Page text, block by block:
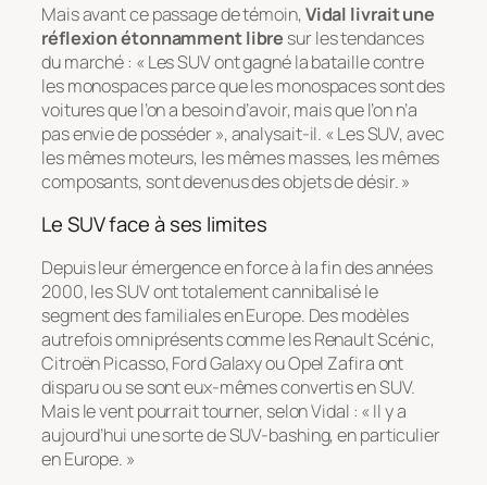
Mais avant ce passage de témoin,Vidal livrait une
réflexion étonnamment libre sur les tendances
du marché : « Les SUV ont gagné la bataille contre
les monospaces parce que les monospaces sont des
voitures que l’ona besoind’avoir, mais que l’onn’a
pas enviede posséder », analysait-il. « Les SUV, avec
les mêmes moteurs, les mêmes masses, les mêmes
composants, sont devenus des objets de désir. »
Le SUV face à ses limites
Depuis leur émergence en force à la fin des années
2000, les SUV ont totalement cannibalisé le
segment des familiales en Europe. Des modèles
autrefois omniprésents comme les Renault Scénic,
Citroën Picasso, Ford Galaxy ou Opel Zafira ont
disparu ou se sont eux-mêmes convertis en SUV.
Mais le vent pourrait tourner, selon Vidal : « Il y a
aujourd’hui une sorte deSUV-bashing, en particulier
en Europe. »